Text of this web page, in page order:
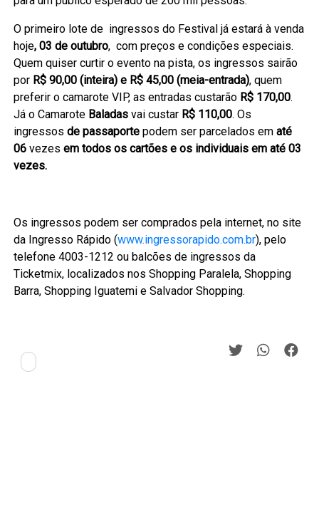
O primeiro lote de ingressos do Festival já estará à venda
hoje, 03 de outubro, com preços e condições especiais.
Quem quiser curtir o evento na pista, os ingressos sairão
por R$ 90,00 (inteira) e R$ 45,00 (meia-entrada), quem
preferir o camarote VIP, as entradas custarão R$ 170,00.
Já o Camarote Baladas vai custar R$ 110,00. Os
ingressosde passaporte podem ser parcelados ematé
06 vezesem todos os cartões e os individuais em até 03
vezes.
Os ingressos podem ser comprados pela internet, no site
da Ingresso Rápido (www.ingressorapido.com.br), pelo
telefone 4003-1212 ou balcões de ingressos da
Ticketmix, localizados nos Shopping Paralela, Shopping
Barra, Shopping Iguatemi e Salvador Shopping.